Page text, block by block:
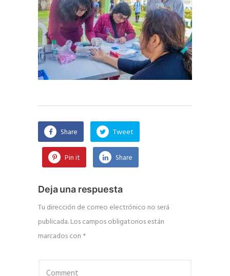
Share Tweet
Pin it Share
Deja una respuesta
Tu dirección de correo electrónico no será
publicada.Los campos obligatorios están
marcados con *